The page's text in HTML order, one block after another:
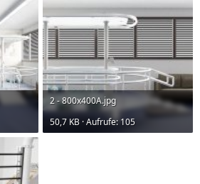
2 - 800x400A.jpg
50,7 KB · Aufrufe: 105